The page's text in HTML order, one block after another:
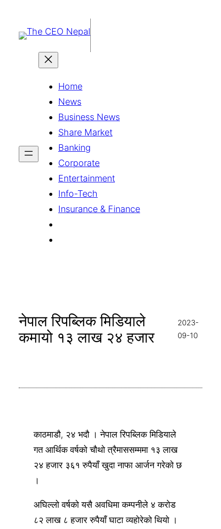
जानुहोस्
Home
News
Business News
Share Market
Banking
Corporate
Entertainment
Info-Tech
Insurance & Finance
नेपाल रिपब्लिक मिडियाले
कमायो १३ लाख २४ हजार
2023-
09-10
काठमाडौ, २४ भदौ । नेपाल रिपब्लिक मिडियाले
गत आर्थिक वर्षको चौथो त्रैमाससम्ममा १३ लाख
२४ हजार ३६१ रुपैयाँ खुदा नाफा आर्जन गरेको छ
।
अघिल्लो वर्षको यसै अवधिमा कम्पनीले ४ करोड
८२ लाख ८ हजार रुपैयाँ घाटा व्यहोरेको थियो ।